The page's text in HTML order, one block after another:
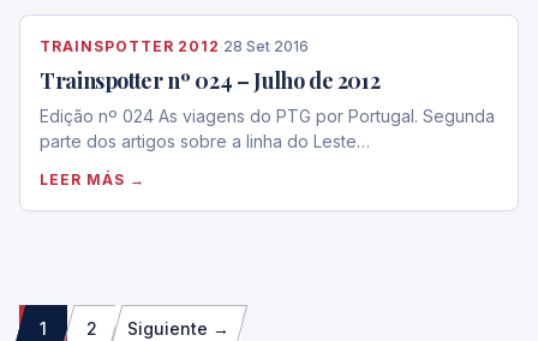
TRAINSPOTTER 2012 ·28 Set 2016
Trainspotter nº 024 – Julho de 2012
Edição nº 024 As viagens do PTG por Portugal. Segunda
parte dos artigos sobre a linha do Leste…
LEER MÁS →
Paginação
1 2 Siguiente →